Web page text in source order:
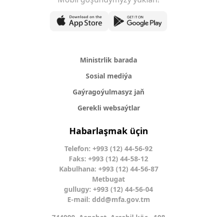
Ministrlik barada
Sosial mediýa
Gaýragoýulmasyz jaň
Gerekli websaýtlar
Habarlaşmak üçin
Telefon: +993 (12) 44-56-92
Faks: +993 (12) 44-58-12
Kabulhana: +993 (12) 44-56-87
Metbugat
gullugy: +993 (12) 44-56-04
E-mail: ddd@mfa.gov.tm